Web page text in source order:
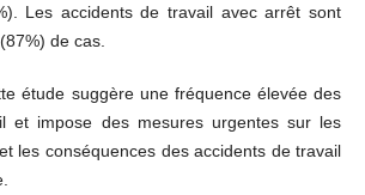
Les accidents de travail avec arrêt sont
de cas.
étude suggère une fréquence élevée des
et impose des mesures urgentes sur les
les conséquences des accidents de travail